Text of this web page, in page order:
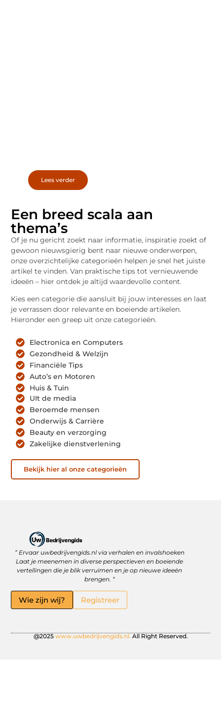
Lees verder
Een breed scala aan
thema’s
Of je nu gericht zoekt naar informatie, inspiratie zoekt of
gewoon nieuwsgierig bent naar nieuwe onderwerpen,
onze overzichtelijke categorieën helpen je snel het juiste
artikel te vinden. Van praktische tips tot vernieuwende
ideeën – hier ontdek je altijd waardevolle content.
Kies een categorie die aansluit bij jouw interesses en laat
je verrassen door relevante en boeiende artikelen.
Hieronder een greep uit onze categorieën.
Electronica en Computers
Gezondheid & Welzijn
Financiële Tips
Auto’s en Motoren
Huis & Tuin
UIt de media
Beroemde mensen
Onderwijs & Carrière
Beauty en verzorging
Zakelijke dienstverlening
Bekijk hier al onze categorieën
” Ervaar uwbedrijvengids.nl via verhalen en invalshoeken
Laat je meenemen in diverse perspectieven en boeiende
vertellingen die je blik verruimen en je op nieuwe ideeën
brengen. “
Wie zijn wij? Registreer
@2025 www.uwbedrijvengids.nl. All Right Reserved.